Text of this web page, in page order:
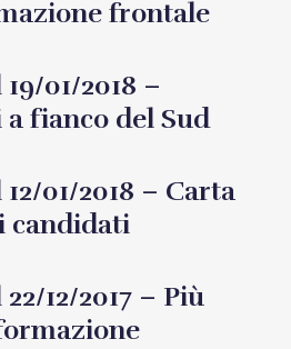
frontale
01/2018 –
fianco del Sud
01/2018 – Carta
candidati
12/2017 – Più